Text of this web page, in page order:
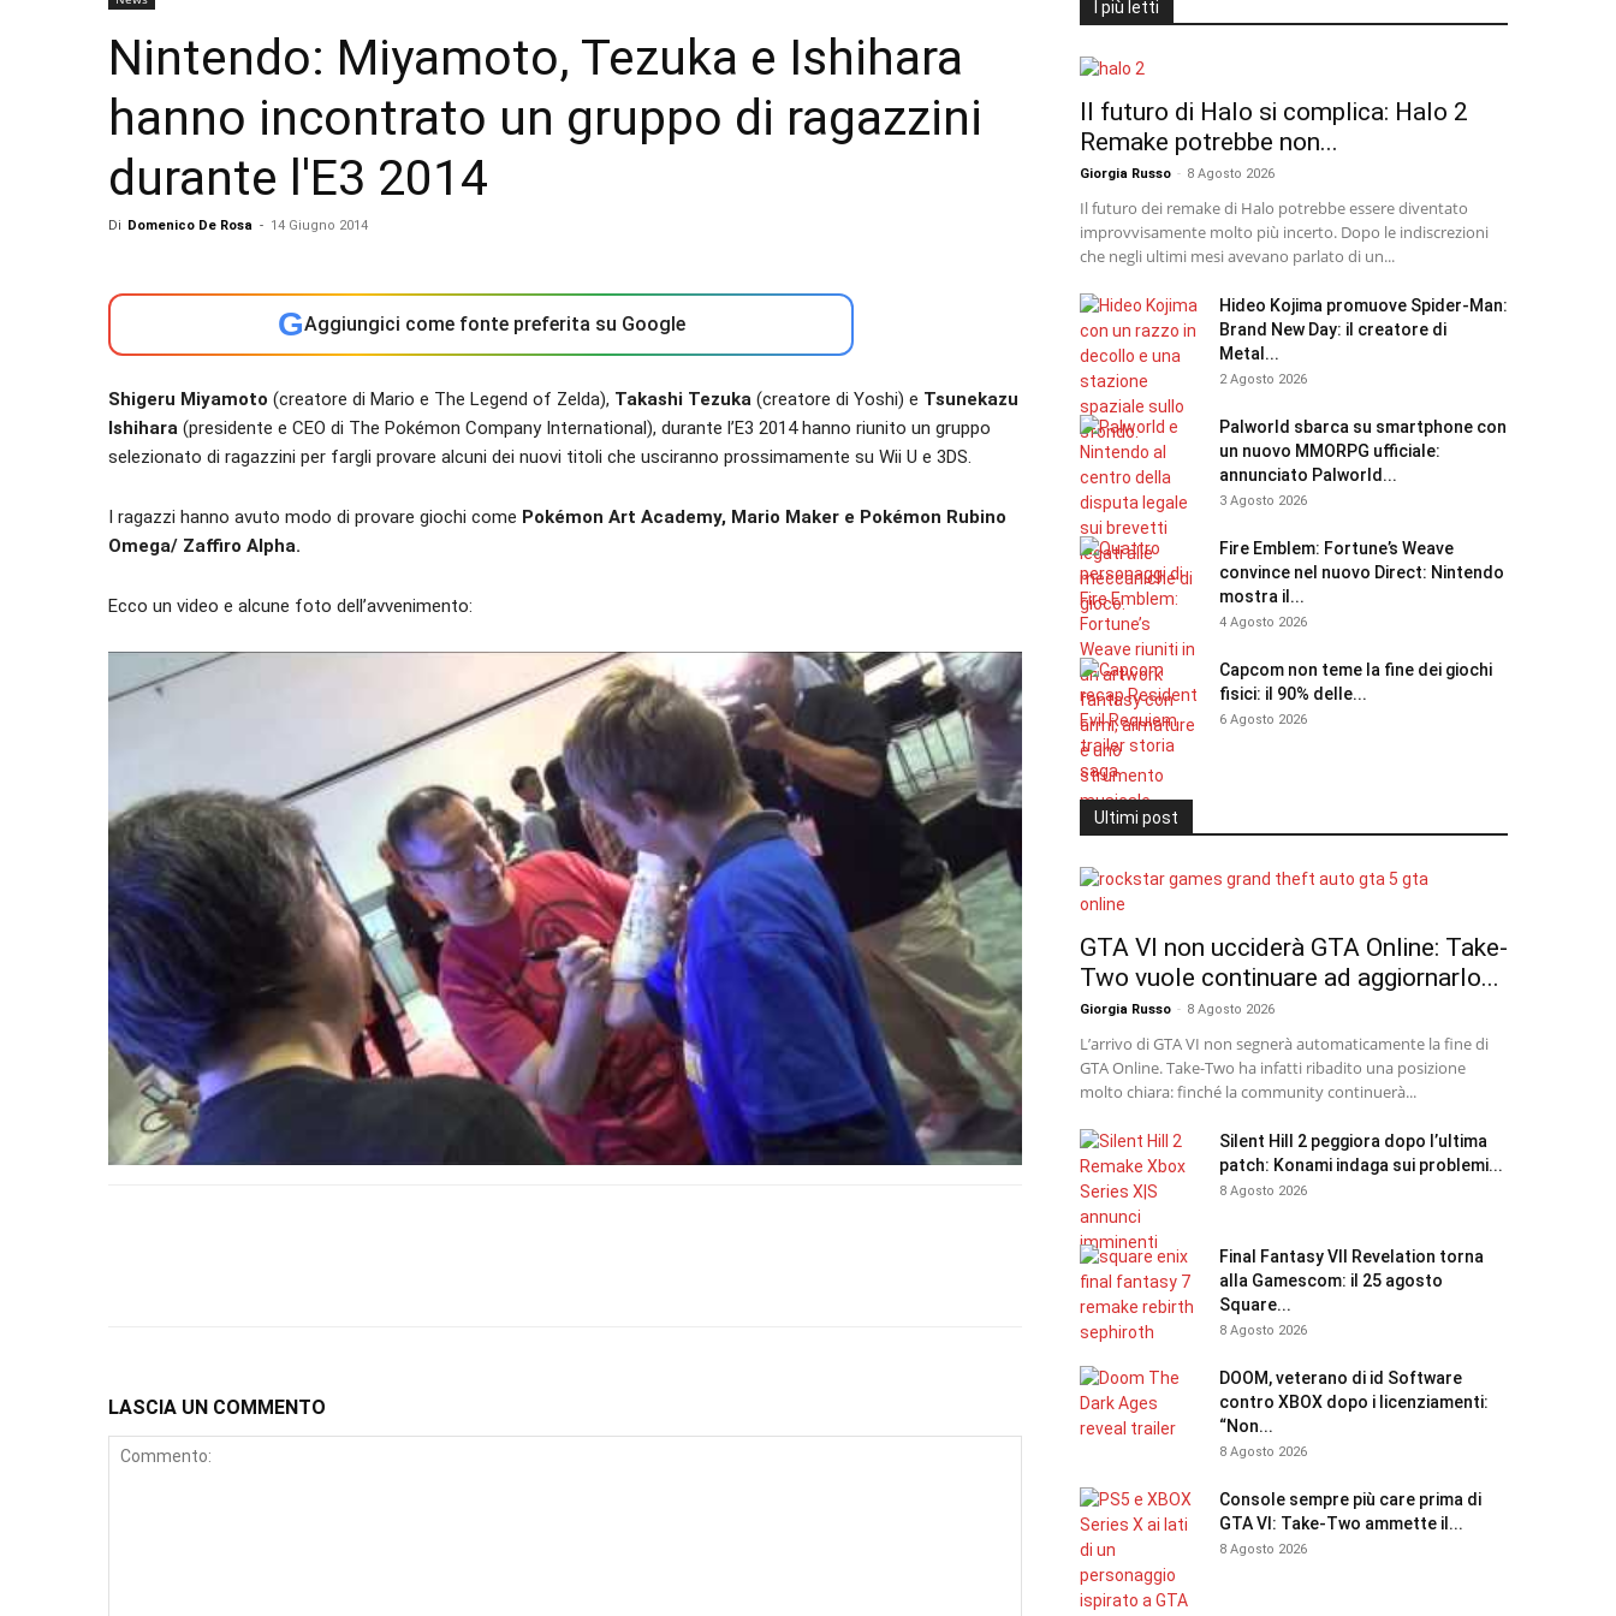
Nintendo: Miyamoto, Tezuka e Ishihara
hanno incontrato un gruppo di ragazzini
durante l'E3 2014
Di Domenico De Rosa - 14 Giugno 2014
GAggiungici come fonte preferita su Google
Shigeru Miyamoto (creatore di Mario e The Legend of Zelda), Takashi Tezuka (creatore di Yoshi) e Tsunekazu
Ishihara (presidente e CEO di The Pokémon Company International), durante l’E3 2014 hanno riunito un gruppo
selezionato di ragazzini per fargli provare alcuni dei nuovi titoli che usciranno prossimamente su Wii U e 3DS.
I ragazzi hanno avuto modo di provare giochi come Pokémon Art Academy, Mario Maker e Pokémon Rubino
Omega/ Zaffiro Alpha.
Ecco un video e alcune foto dell’avvenimento:
LASCIA UN COMMENTO
I più letti
Il futuro di Halo si complica: Halo 2
Remake potrebbe non...
Giorgia Russo - 8 Agosto 2026
Il futuro dei remake di Halo potrebbe essere diventato
improvvisamente molto più incerto. Dopo le indiscrezioni
che negli ultimi mesi avevano parlato di un...
Hideo Kojima promuove Spider-Man:
Brand New Day: il creatore di
Metal...
2 Agosto 2026
Palworld sbarca su smartphone con
un nuovo MMORPG ufficiale:
annunciato Palworld...
3 Agosto 2026
Fire Emblem: Fortune’s Weave
convince nel nuovo Direct: Nintendo
mostra il...
4 Agosto 2026
Capcom non teme la fine dei giochi
fisici: il 90% delle...
6 Agosto 2026
Ultimi post
GTA VI non ucciderà GTA Online: Take-
Two vuole continuare ad aggiornarlo...
Giorgia Russo - 8 Agosto 2026
L’arrivo di GTA VI non segnerà automaticamente la fine di
GTA Online. Take-Two ha infatti ribadito una posizione
molto chiara: finché la community continuerà...
Silent Hill 2 peggiora dopo l’ultima
patch: Konami indaga sui problemi...
8 Agosto 2026
Final Fantasy VII Revelation torna
alla Gamescom: il 25 agosto
Square...
8 Agosto 2026
DOOM, veterano di id Software
contro XBOX dopo i licenziamenti:
“Non...
8 Agosto 2026
Console sempre più care prima di
GTA VI: Take-Two ammette il...
8 Agosto 2026